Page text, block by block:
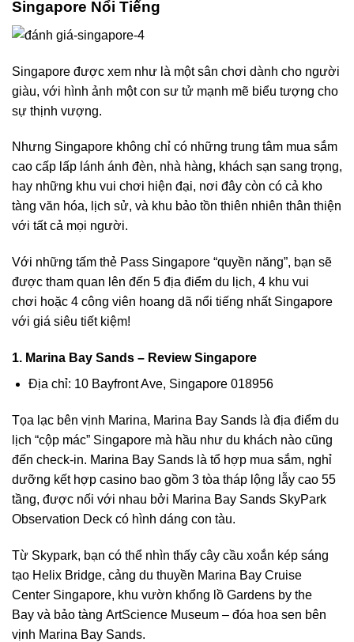
Singapore Nổi Tiếng
Singapore được xem như là mộtsân chơi dành cho người
giàu, với hình ảnh một con sư tử mạnh mẽ biểu tượng cho
sự thịnh vượng.
Nhưng Singapore không chỉ có những trung tâm mua sắm
cao cấp lấp lánh ánh đèn, nhà hàng, khách sạn sang trọng,
hay những khu vui chơi hiện đại, nơi đây còn có cả kho
tàng văn hóa, lịch sử, và khu bảo tồn thiên nhiên thân thiện
với tất cả mọi người.
Với những tấm thẻ Pass Singapore “quyền năng”, bạn sẽ
được tham quan lên đến 5 địa điểm du lịch, 4 khu vui
chơi hoặc 4 công viên hoang dã nổi tiếng nhất Singapore
với giá siêu tiết kiệm!
1. Marina Bay Sands – Review Singapore
Địa chỉ: 10 Bayfront Ave, Singapore 018956
Tọa lạc bên vịnh Marina, Marina Bay Sands là địa điểm du
lịch “cộp mác” Singapore mà hầu như du khách nào cũng
đến check-in. Marina Bay Sands là tổ hợp mua sắm, nghỉ
dưỡng kết hợp casino bao gồm 3 tòa tháp lộng lẫy cao 55
tầng, được nối với nhau bởi Marina Bay Sands SkyPark
Observation Deck có hình dáng con tàu.
Từ Skypark, bạn có thể nhìn thấy cây cầu xoắn kép sáng
tạo Helix Bridge, cảng du thuyền Marina Bay Cruise
Center Singapore, khu vườn khổng lồ Gardens by the
Bay và bảo tàng ArtScience Museum – đóa hoa sen bên
vịnh Marina Bay Sands.